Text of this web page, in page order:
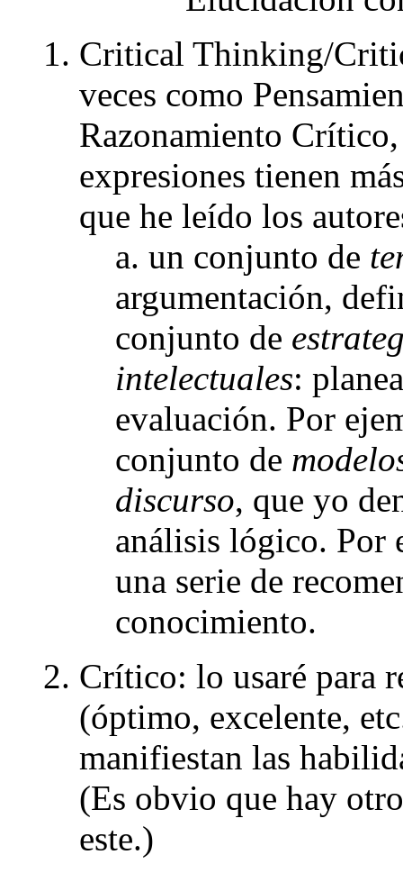
Critical Thinking/
veces como
Razonamiento
expresiones tienen
que he leído los
a. un conjunto de
argumentación,
conjunto de
intelectuales:
evaluación. Por
conjunto de
discurso, que yo
análisis lógico. Por
una serie de
conocimiento.
Crítico: lo usaré para
(óptimo, excelente,
manifiestan las
(Es obvio que hay
este.)